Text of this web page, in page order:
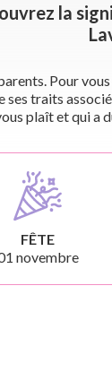
la
Pour
traits
plaît et qui a
FÊTE
novembre